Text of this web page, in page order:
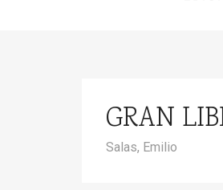
GRAN
Salas, Emilio